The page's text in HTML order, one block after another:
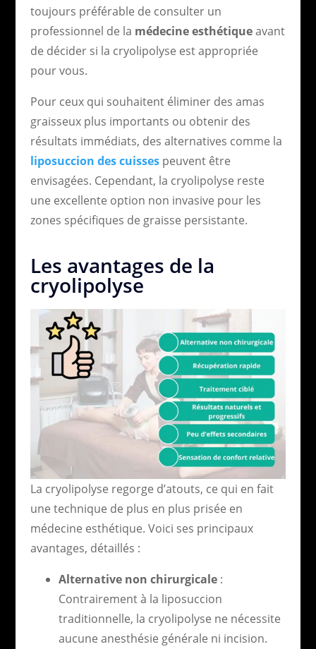
toujours préférable de consulter un
professionnel de la médecine esthétiqueavant
de décider si la cryolipolyse est appropriée
pour vous.
Pour ceux qui souhaitent éliminer des amas
graisseux plus importants ou obtenir des
résultats immédiats, des alternatives comme la
liposuccion des cuissespeuvent être
envisagées. Cependant, la cryolipolyse reste
une excellente option non invasive pour les
zones spécifiques de graisse persistante.
Les avantages de la
cryolipolyse
La cryolipolyse regorge d’atouts, ce qui en fait
une technique de plus en plus prisée en
médecine esthétique. Voici ses principaux
avantages, détaillés :
Alternative non chirurgicale:
Contrairement à la liposuccion
traditionnelle, la cryolipolyse ne nécessite
aucune anesthésie générale ni incision.